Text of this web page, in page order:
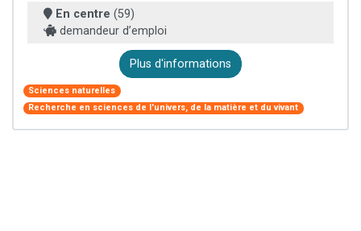
En centre (59)
demandeur d’emploi
Plus d'informations
Sciences naturelles
Recherche en sciences de l'univers, de la matière et du vivant